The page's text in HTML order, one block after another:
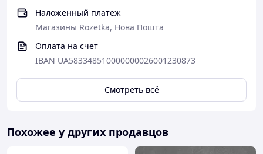
Наложенный платеж
Магазины Rozetka, Нова Пошта
Оплата на счет
IBAN UA583348510000000026001230873
Смотреть всё
Похожее у других продавцов